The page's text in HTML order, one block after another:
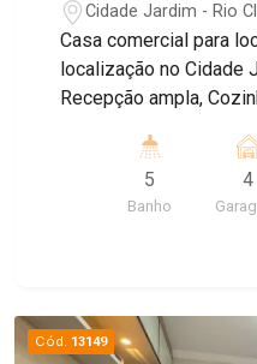
Cidade Jardim - Rio
Casa comercial para
localização no Cidade Jardim.
Recepção ampla, Cozinha, 5
Garagem com 4 vagas -
avenida 29,
Harmonize, sorveteria
5
Banho
4
Cód. 13149